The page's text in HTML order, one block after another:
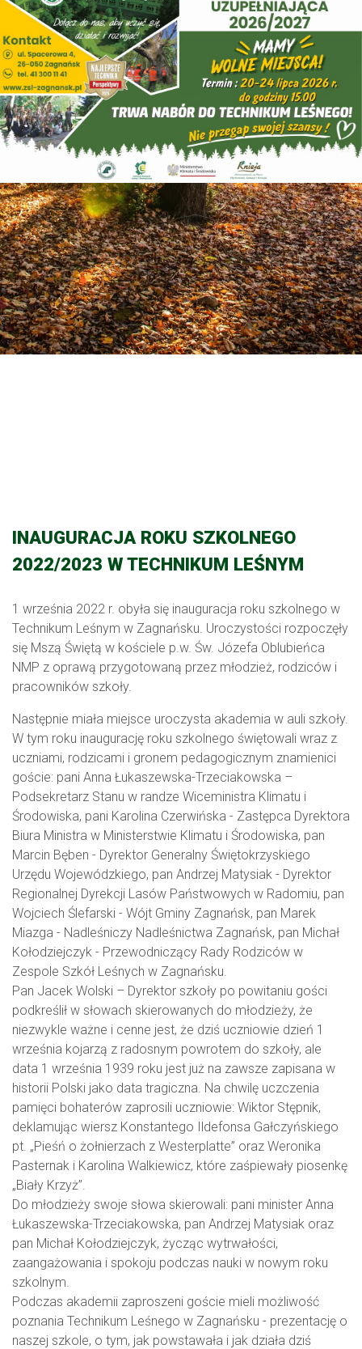
INAUGURACJA ROKU SZKOLNEGO
2022/2023 W TECHNIKUM LEŚNYM
1 września 2022 r. obyła się inauguracja roku szkolnego w
Technikum Leśnym w Zagnańsku. Uroczystości rozpoczęły
się Mszą Świętą w kościele p.w. Św. Józefa Oblubieńca
NMP z oprawą przygotowaną przez młodzież, rodziców i
pracowników szkoły.
Następnie miała miejsce uroczysta akademia w auli szkoły.
W tym roku inaugurację roku szkolnego świętowali wraz z
uczniami, rodzicami i gronem pedagogicznym znamienici
goście: pani Anna Łukaszewska-Trzeciakowska –
Podsekretarz Stanu w randze Wiceministra Klimatu i
Środowiska, pani Karolina Czerwińska - Zastępca Dyrektora
Biura Ministra w Ministerstwie Klimatu i Środowiska, pan
Marcin Bęben - Dyrektor Generalny Świętokrzyskiego
Urzędu Wojewódzkiego, pan Andrzej Matysiak - Dyrektor
Regionalnej Dyrekcji Lasów Państwowych w Radomiu, pan
Wojciech Ślefarski - Wójt Gminy Zagnańsk, pan Marek
Miazga - Nadleśniczy Nadleśnictwa Zagnańsk, pan Michał
Kołodziejczyk - Przewodniczący Rady Rodziców w
Zespole Szkół Leśnych w Zagnańsku.
Pan Jacek Wolski – Dyrektor szkoły po powitaniu gości
podkreślił w słowach skierowanych do młodzieży, że
niezwykle ważne i cenne jest, że dziś uczniowie dzień 1
września kojarzą z radosnym powrotem do szkoły, ale
data 1 września 1939 roku jest już na zawsze zapisana w
historii Polski jako data tragiczna. Na chwilę uczczenia
pamięci bohaterów zaprosili uczniowie: Wiktor Stępnik,
deklamując wiersz Konstantego Ildefonsa Gałczyńskiego
pt. „Pieśń o żołnierzach z Westerplatte” oraz Weronika
Pasternak i Karolina Walkiewicz, które zaśpiewały piosenkę
„Biały Krzyż”.
Do młodzieży swoje słowa skierowali: pani minister Anna
Łukaszewska-Trzeciakowska, pan Andrzej Matysiak oraz
pan Michał Kołodziejczyk, życząc wytrwałości,
zaangażowania i spokoju podczas nauki w nowym roku
szkolnym.
Podczas akademii zaproszeni goście mieli możliwość
poznania Technikum Leśnego w Zagnańsku - prezentację o
naszej szkole, o tym, jak powstawała i jak działa dziś